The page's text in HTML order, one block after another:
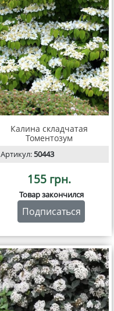
Калина складчатая
Томентозум
Артикул:50443
155 грн.
Товар закончился
Подписаться